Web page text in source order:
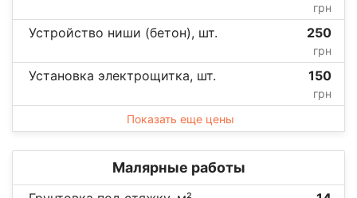
грн
Устройство ниши (бетон), шт. 250
грн
Установка электрощитка, шт. 150
грн
Показать еще цены
Малярные работы